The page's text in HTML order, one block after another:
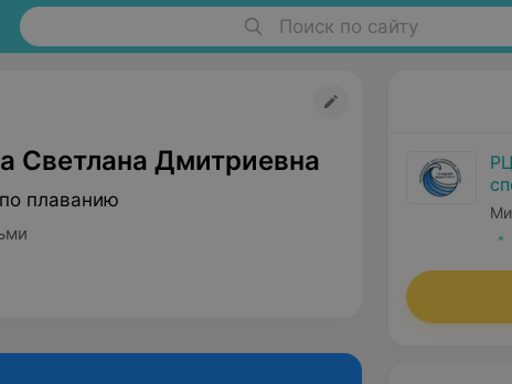
Поиск по сайту
Светлана Дмитриевна
плаванию